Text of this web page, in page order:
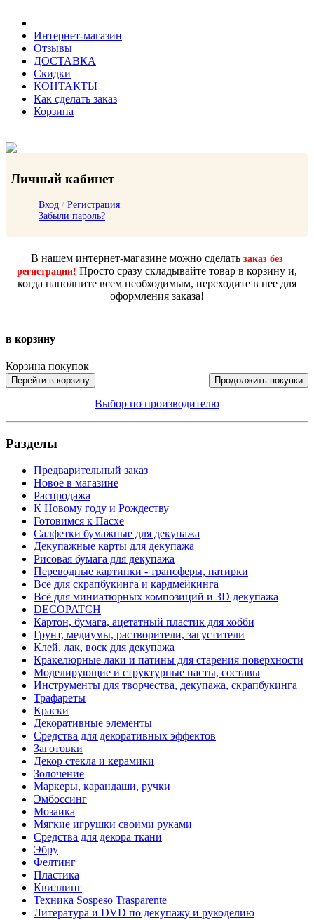
Интернет-магазин
Отзывы
ДОСТАВКА
Скидки
КОНТАКТЫ
Как сделать заказ
Корзина
Личный кабинет
Вход / Регистрация
Забыли пароль?
В нашем интернет-магазине можно сделать заказ без
регистрации! Просто сразу складывайте товар в корзину и,
когда наполните всем необходимым, переходите в нее для
оформления заказа!
в корзину
Корзина покупок
Перейти в корзину Продолжить покупки
Выбор по производителю
Разделы
Предварительный заказ
Новое в магазине
Распродажа
К Новому году и Рождеству
Готовимся к Пасхе
Салфетки бумажные для декупажа
Декупажные карты для декупажа
Рисовая бумага для декупажа
Переводные картинки - трансферы, натирки
Всё для скрапбукинга и кардмейкинга
Всё для миниатюрных композиций и 3D декупажа
DECOPATCH
Картон, бумага, ацетатный пластик для хобби
Грунт, медиумы, растворители, загустители
Клей, лак, воск для декупажа
Кракелюрные лаки и патины для старения поверхности
Моделирующие и структурные пасты, составы
Инструменты для творчества, декупажа, скрапбукинга
Трафареты
Краски
Декоративные элементы
Средства для декоративных эффектов
Заготовки
Декор стекла и керамики
Золочение
Маркеры, карандаши, ручки
Эмбоссинг
Мозаика
Мягкие игрушки своими руками
Средства для декора ткани
Эбру
Фелтинг
Пластика
Квиллинг
Техника Sospeso Trasparente
Литература и DVD по декупажу и рукоделию